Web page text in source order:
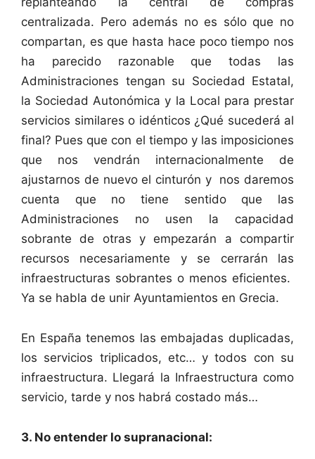
centralizada. Pero además no es sólo que no
compartan, es que hasta hace poco tiempo nos
ha parecido razonable que todas las
Administraciones tengan su Sociedad Estatal,
la Sociedad Autonómica y la Local para prestar
servicios similares o idénticos ¿Qué sucederá al
final? Pues que con el tiempo y las imposiciones
que nos vendrán internacionalmente de
ajustarnos de nuevo el cinturón y nos daremos
cuenta que no tiene sentido que las
Administraciones no usen la capacidad
sobrante de otras y empezarán a compartir
recursos necesariamente y se cerrarán las
infraestructuras sobrantes o menos eficientes.
Ya se habla de unir Ayuntamientos en Grecia.
En España tenemos las embajadas duplicadas,
los servicios triplicados, etc… y todos con su
infraestructura. Llegará la Infraestructura como
servicio, tarde y nos habrá costado más…
3. No entender lo supranacional: